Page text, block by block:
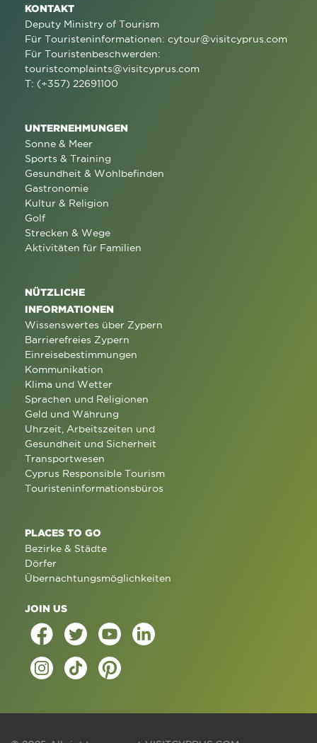
KONTAKT
Deputy Ministry of Tourism
Für Touristeninformationen: cytour@visitcyprus.com
Für Touristenbeschwerden:
touristcomplaints@visitcyprus.com
T: (+357) 22691100
UNTERNEHMUNGEN
Sonne & Meer
Sports & Training
Gesundheit & Wohlbefinden
Gastronomie
Kultur & Religion
Golf
Strecken & Wege
Aktivitäten für Familien
NÜTZLICHE
INFORMATIONEN
Wissenswertes über Zypern
Barrierefreies Zypern
Einreisebestimmungen
Kommunikation
Klima und Wetter
Sprachen und Religionen
Geld und Währung
Uhrzeit, Arbeitszeiten und
Gesundheit und Sicherheit
Transportwesen
Cyprus Responsible Tourism
Touristeninformationsbüros
PLACES TO GO
Bezirke & Städte
Dörfer
Übernachtungsmöglichkeiten
JOIN US